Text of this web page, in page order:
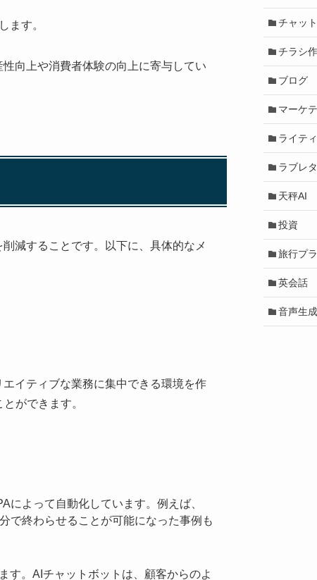
ます。
向上や消費者体験の向上に寄与してい
減することです。以下に、具体的なメ
イティブな業務に集中できる環境を作
ができます。
によって自動化しています。例えば、
で終わらせることが可能になった事例も
す。AIチャットボットは、顧客からのよ
チャッ
チラシ
ブログ
マーケ
ライテ
ラブレ
天秤AI
投資
旅行プ
英会話
音声生成